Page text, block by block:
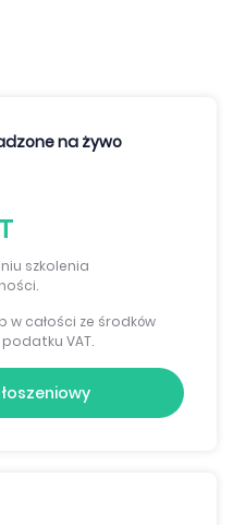
na żywo
szkolenia
w całości ze środków
VAT.